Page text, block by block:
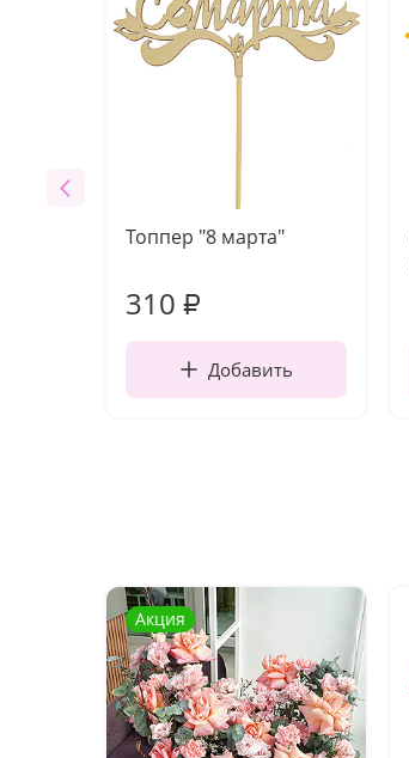
Топпер "8 марта"
310 ₽
Добавить
Акция